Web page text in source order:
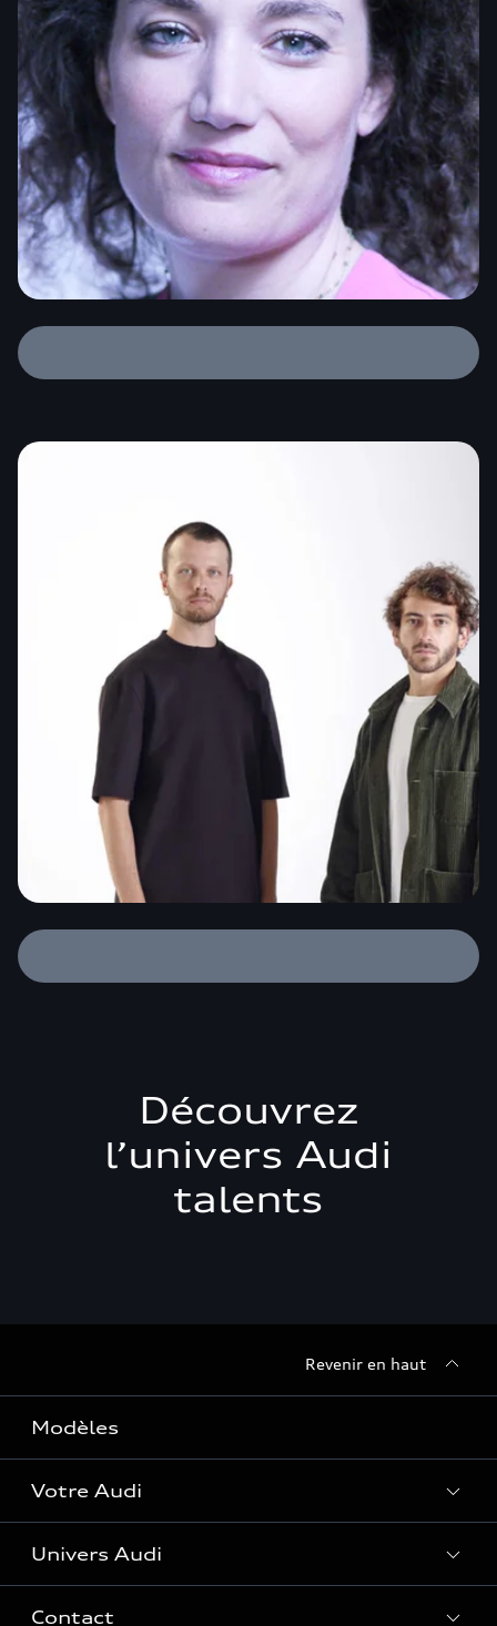
Découvrez
l’univers Audi
talents
Revenir en haut
Modèles
Votre Audi
Entretenir et réparer mon Audi
Accessoires et équipements
Univers Audi
Contact